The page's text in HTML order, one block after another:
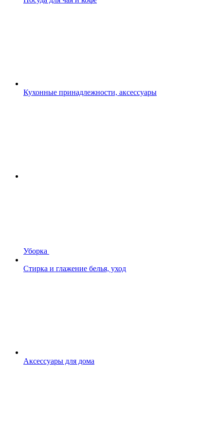
Кухонные принадлежности, аксессуары
Уборка
Стирка и глажение белья, уход
Аксессуары для дома